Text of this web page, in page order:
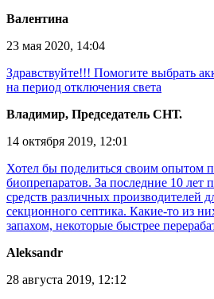
Валентина
23 мая 2020, 14:04
Здравствуйте!!! Помогите выбрать
на период отключения света
Владимир, Председатель СНТ.
14 октября 2019, 12:01
Хотел бы поделиться своим опытом
биопрепаратов. За последние 10 лет
средств различных производителей
секционного септика. Какие-то из
запахом, некоторые быстрее
Aleksandr
28 августа 2019, 12:12